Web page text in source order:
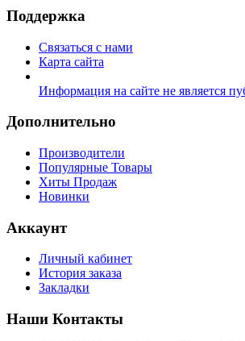
Поддержка
Связаться с нами
Карта сайта
Информация на сайте не является
Дополнительно
Производители
Популярные Товары
Хиты Продаж
Новинки
Аккаунт
Личный кабинет
История заказа
Закладки
Наши Контакты